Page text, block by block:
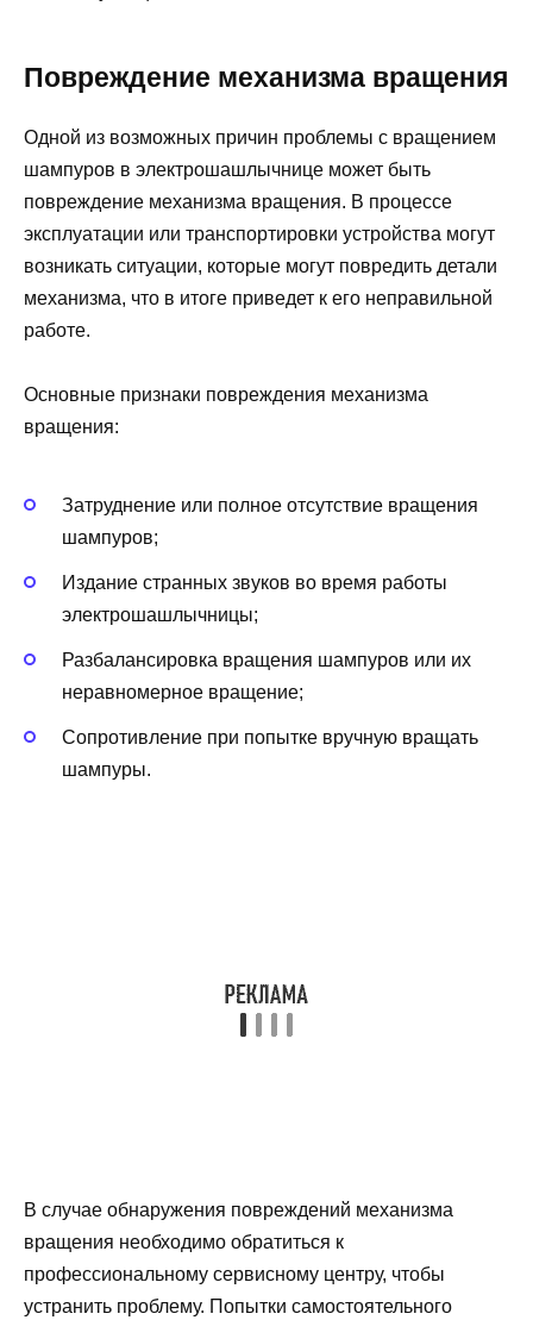
Повреждение механизма вращения
Одной из возможных причин проблемы с вращением
шампуров в электрошашлычнице может быть
повреждение механизма вращения. В процессе
эксплуатации или транспортировки устройства могут
возникать ситуации, которые могут повредить детали
механизма, что в итоге приведет к его неправильной
работе.
Основные признаки повреждения механизма
вращения:
Затруднение или полное отсутствие вращения
шампуров;
Издание странных звуков во время работы
электрошашлычницы;
Разбалансировка вращения шампуров или их
неравномерное вращение;
Сопротивление при попытке вручную вращать
шампуры.
В случае обнаружения повреждений механизма
вращения необходимо обратиться к
профессиональному сервисному центру, чтобы
устранить проблему. Попытки самостоятельного